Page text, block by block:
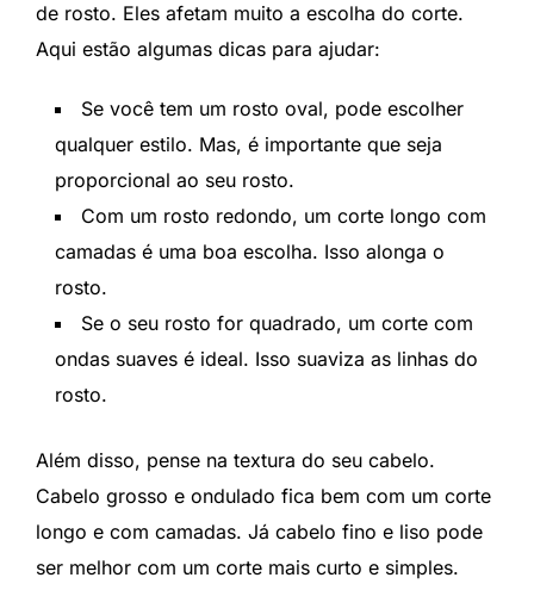
de rosto. Eles afetam muito a escolha do corte.
Aqui estão algumas dicas para ajudar:
Se você tem um rosto oval, pode escolher
qualquer estilo. Mas, é importante que seja
proporcional ao seu rosto.
Com um rosto redondo, um corte longo com
camadas é uma boa escolha. Isso alonga o
rosto.
Se o seu rosto for quadrado, um corte com
ondas suaves é ideal. Isso suaviza as linhas do
rosto.
Além disso, pense na textura do seu cabelo.
Cabelo grosso e ondulado fica bem com um corte
longo e com camadas. Já cabelo fino e liso pode
ser melhor com um corte mais curto e simples.